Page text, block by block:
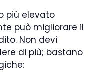
più elevato
può migliorare il
Non devi
di più; bastano